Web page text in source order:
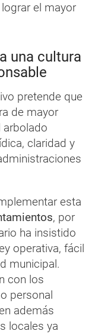
el mayor
una cultura
pretende que
de mayor
arbolado
claridad y
esta
, por
ha insistido
operativa, fácil
municipal.
con los
personal
además
locales ya